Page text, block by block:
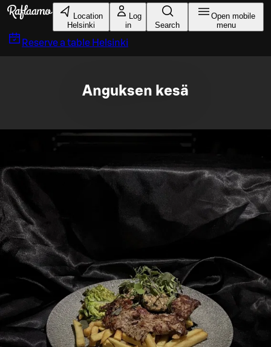
Skip to main content
Location
Helsinki
Log
in
Search
Open mobile
menu
Reserve a table Helsinki
Anguksen kesä